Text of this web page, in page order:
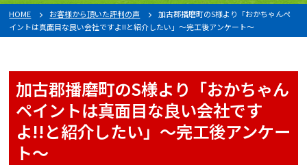
HOME お客様から頂いた評判の声
加古郡播磨町のS様より「おかちゃんペ
イントは真面目な良い会社ですよ!!と紹介したい」〜完工後アンケート〜
加古郡播磨町のS様より「おかちゃん
ペイントは真面目な良い会社です
よ!!と紹介したい」〜完工後アンケー
ト〜